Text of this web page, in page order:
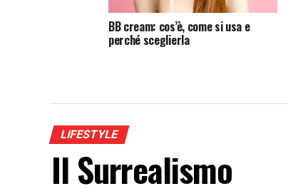
BB cream: cos’è, come si usa e
perché sceglierla
LIFESTYLE
Il Surrealismo